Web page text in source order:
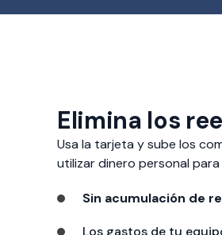
Elimina los
Usa la tarjeta y sube los
utilizar dinero personal
Sin acumulación de
Los gastos de tu